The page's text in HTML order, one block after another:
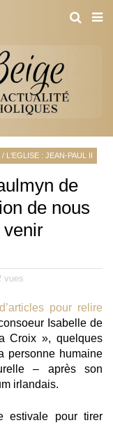
/ L'EGLISE : JEAN-PAUL II
de
de nous
venir
vues
pour relire
Isabelle de
Croix », quelques
personne humaine
– après son
irlandais.
estivale pour tirer